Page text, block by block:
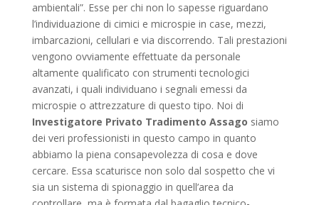
ambientali”. Esse per chi non lo sapesse riguardano
l’individuazione di cimici e microspie in case, mezzi,
imbarcazioni, cellulari e via discorrendo. Tali prestazioni
vengono ovviamente effettuate da personale
altamente qualificato con strumenti tecnologici
avanzati, i quali individuano i segnali emessi da
microspie o attrezzature di questo tipo. Noi di
Investigatore Privato Tradimento Assago siamo
dei veri professionisti in questo campo in quanto
abbiamo la piena consapevolezza di cosa e dove
cercare. Essa scaturisce non solo dal sospetto che vi
sia un sistema di spionaggio in quell’area da